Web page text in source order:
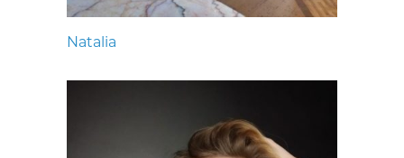
Natalia